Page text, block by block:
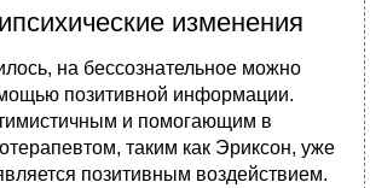
изменения
на бессознательное можно
позитивной информации.
и помогающим в
таким как Эриксон, уже
позитивным воздействием.